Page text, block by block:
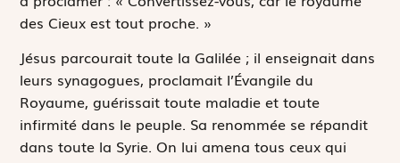
des Cieux est tout proche. »
Jésus parcourait toute la Galilée ; il enseignait dans
leurs synagogues, proclamait l’Évangile du
Royaume, guérissait toute maladie et toute
infirmité dans le peuple. Sa renommée se répandit
dans toute la Syrie. On lui amena tous ceux qui